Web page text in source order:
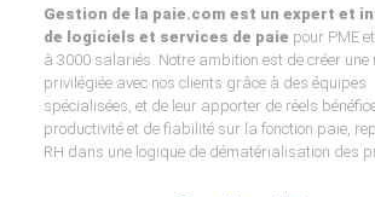
Gestion de la paie.com est un expert et
de logiciels et services de paie pour PME
à 3000 salariés. Notre ambition est de créer une
privilégiée avec nos clients grâce à des équipes
spécialisées, et de leur apporter de réels
productivité et de fiabilité sur la fonction paie,
RH dans une logique de dématérialisation des